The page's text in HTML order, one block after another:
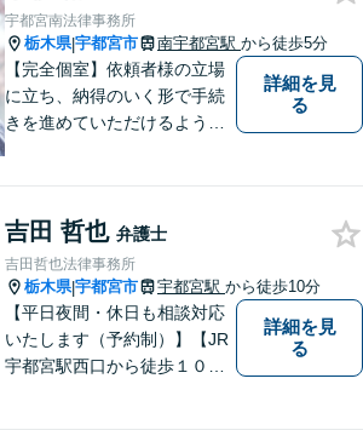
とを相談していいのかな」と
身構えずに、お気軽にご相談
ください。
宇都宮南法律事務所
栃木県|宇都宮市 南宇都宮駅 から徒歩5分
【完全個室】依頼者様の立場
に立ち、納得のいく形で手続
きを進めていただけるよう、
識し、常に誠実で真摯な対応
を心掛けています。【南宇都
宮駅5分】
詳細を見
る
吉田 哲也 弁護士
吉田哲也法律事務所
栃木県|宇都宮市 宇都宮駅 から徒歩10分
【平日夜間・休日も相談対応
いたします（予約制）】【JR
宇都宮駅西口から徒歩１０
詳細を見
る